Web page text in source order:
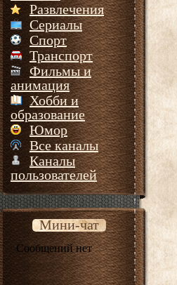
Развлечения
Сериалы
Спорт
Транспорт
Фильмы и
анимация
Хобби и
образование
Юмор
Все каналы
Каналы
пользователей
Мини-чат